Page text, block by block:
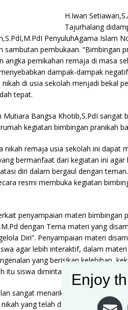
H.Iwan
Tajurhalang
PenyuluhAgama Islam
sambutan pembukaan. “Bimbingan
angka pernikahan remaja di masa
dampak-dampak
di usia sekolah menjadi bekal
tepat.
Mutiara Bangsa Khotib,S.PdI
kegiatan bimbingan pranikah
nikah remaja usia sekolah ini dapat
bermanfaat dari kegiatan ini
diri dalam bergaul dengan
resmi membuka kegiatan
penyampaian materi bimbingan
dengan Tema materi yang
Diri”. Penyampaian materi
agar lebih interaktif, dalam
yang berisikan kelebihan,
itu siswa diminta
sangat menarik dan siswa terlibat
yang telah disampaikan dapat
Enjoy